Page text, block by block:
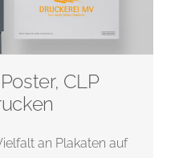
CLP
an Plakaten auf